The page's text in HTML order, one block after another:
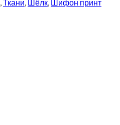
,Ткани, Шёлк, Шифон принт